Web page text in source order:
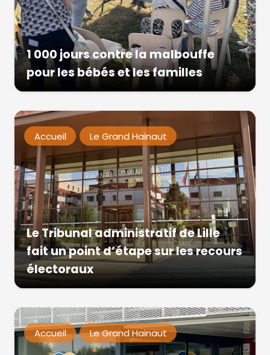
1 000 jours contre la malbouffe
pour les bébés et les familles
Accueil Le Grand Hainaut
Le Tribunal administratif de Lille
fait un point d’étape sur les recours
électoraux
Accueil Le Grand Hainaut